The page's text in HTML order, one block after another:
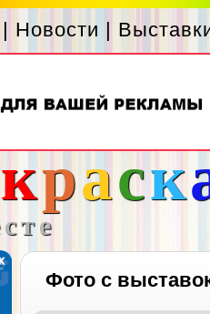
| Новости |
краск
Фото с